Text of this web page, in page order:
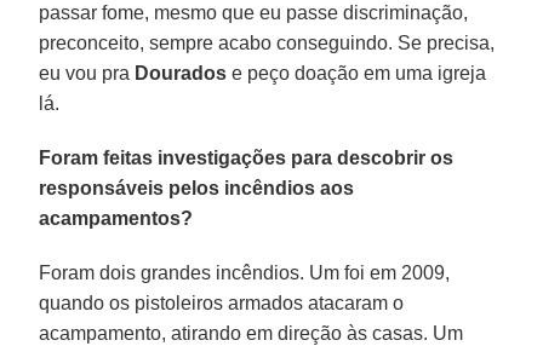
passar fome, mesmo que eu passe discriminação,
preconceito, sempre acabo conseguindo. Se precisa,
eu vou pra Dourados e peço doação em uma igreja
lá.
Foram feitas investigações para descobrir os
responsáveis pelos incêndios aos
acampamentos?
Foram dois grandes incêndios. Um foi em 2009,
quando os pistoleiros armados atacaram o
acampamento, atirando em direção às casas. Um